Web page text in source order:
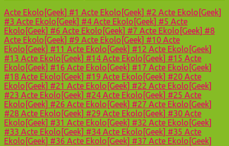
Acte Ekolo[Geek] #1 Acte Ekolo[Geek] #2 Acte Ekolo[Geek]
#3 Acte Ekolo[Geek] #4 Acte Ekolo[Geek] #5 Acte
Ekolo[Geek] #6 Acte Ekolo[Geek] #7 Acte Ekolo[Geek] #8
Acte Ekolo[Geek] #9 Acte Ekolo[Geek] #10 Acte
Ekolo[Geek] #11 Acte Ekolo[Geek] #12 Acte Ekolo[Geek]
#13 Acte Ekolo[Geek] #14 Acte Ekolo[Geek] #15 Acte
Ekolo[Geek] #16 Acte Ekolo[Geek] #17 Acte Ekolo[Geek]
#18 Acte Ekolo[Geek] #19 Acte Ekolo[Geek] #20 Acte
Ekolo[Geek] #21 Acte Ekolo[Geek] #22 Acte Ekolo[Geek]
#23 Acte Ekolo[Geek] #24 Acte Ekolo[Geek] #25 Acte
Ekolo[Geek] #26 Acte Ekolo[Geek] #27 Acte Ekolo[Geek]
#28 Acte Ekolo[Geek] #29 Acte Ekolo[Geek] #30 Acte
Ekolo[Geek] #31 Acte Ekolo[Geek] #32 Acte Ekolo[Geek]
#33 Acte Ekolo[Geek] #34 Acte Ekolo[Geek] #35 Acte
Ekolo[Geek] #36 Acte Ekolo[Geek] #37 Acte Ekolo[Geek]